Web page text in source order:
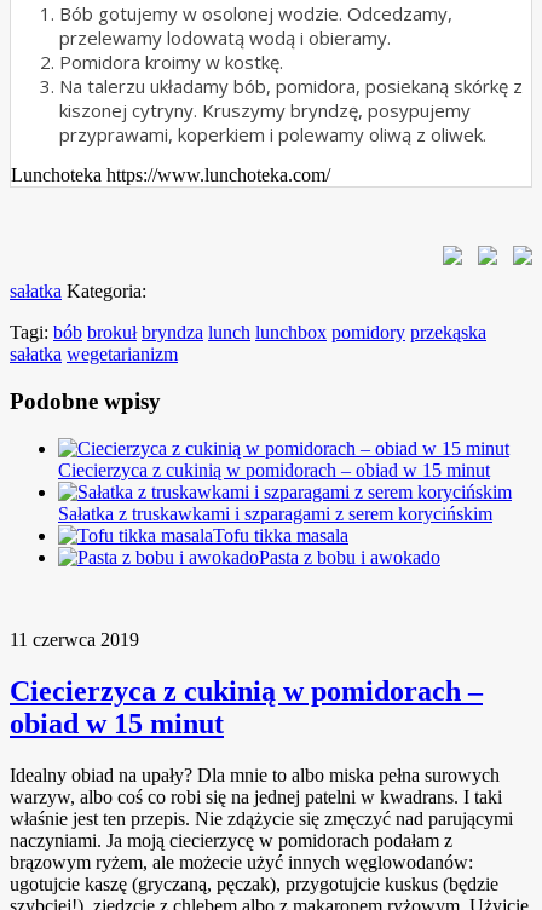
Bób gotujemy w osolonej wodzie. Odcedzamy,
przelewamy lodowatą wodą i obieramy.
Pomidora kroimy w kostkę.
Na talerzu układamy bób, pomidora, posiekaną skórkę z
kiszonej cytryny. Kruszymy bryndzę, posypujemy
przyprawami, koperkiem i polewamy oliwą z oliwek.
Lunchoteka https://www.lunchoteka.com/
sałatka Kategoria:
Tagi: bób brokuł bryndza lunch lunchbox pomidory przekąska
sałatka wegetarianizm
Podobne wpisy
Ciecierzyca z cukinią w pomidorach – obiad w 15 minut
Sałatka z truskawkami i szparagami z serem korycińskim
Tofu tikka masala
Pasta z bobu i awokado
11 czerwca 2019
Ciecierzyca z cukinią w pomidorach –
obiad w 15 minut
Idealny obiad na upały? Dla mnie to albo miska pełna surowych
warzyw, albo coś co robi się na jednej patelni w kwadrans. I taki
właśnie jest ten przepis. Nie zdążycie się zmęczyć nad parującymi
naczyniami. Ja moją ciecierzycę w pomidorach podałam z
brązowym ryżem, ale możecie użyć innych węglowodanów:
ugotujcie kaszę (gryczaną, pęczak), przygotujcie kuskus (będzie
szybciej!), zjedzcie z chlebem albo z makaronem ryżowym. Użyjcie